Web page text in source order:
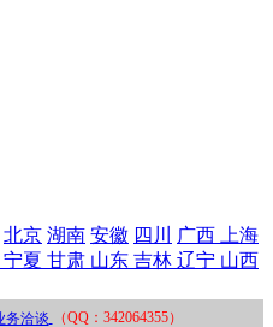
北京 湖南 安徽 四川 广西
上海
宁夏 甘肃 山东 吉林 辽宁 山西
（QQ：342064355）